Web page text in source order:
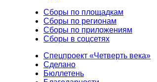
Сборы по площадкам
Сборы по регионам
Сборы по приложениям
Сборы в соцсетях
Спецпроект «Четверть века»
Сделано
Бюллетень